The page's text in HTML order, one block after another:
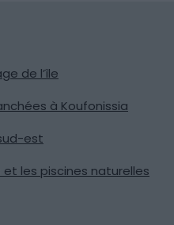
de l’île
à Koufonissia
est
les piscines naturelles